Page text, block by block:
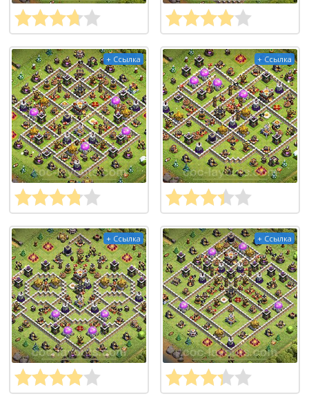
+ Ссылка + Ссылка
+ Ссылка + Ссылка